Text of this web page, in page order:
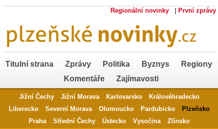
Regionální novinky První zprávy
Titulní strana Zprávy Politika Byznys
Regiony
Komentáře
Zajímavosti
Jižní Čechy Jižní Morava Karlovarsko
Královéhradecko
Liberecko
Severní Morava Olomoucko Pardubicko
Plzeňsko
Praha
Střední Čechy Ústecko Vysočina Zlínsko